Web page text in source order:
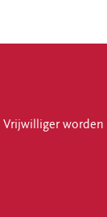
Vrijwilliger worden
worden